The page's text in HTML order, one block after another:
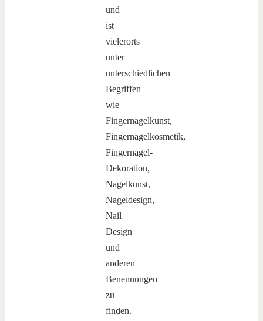
und
ist
vielerorts
unter
unterschiedlichen
Begriffen
wie
Fingernagelkunst,
Fingernagelkosmetik,
Fingernagel-
Dekoration,
Nagelkunst,
Nageldesign,
Nail
Design
und
anderen
Benennungen
zu
finden.